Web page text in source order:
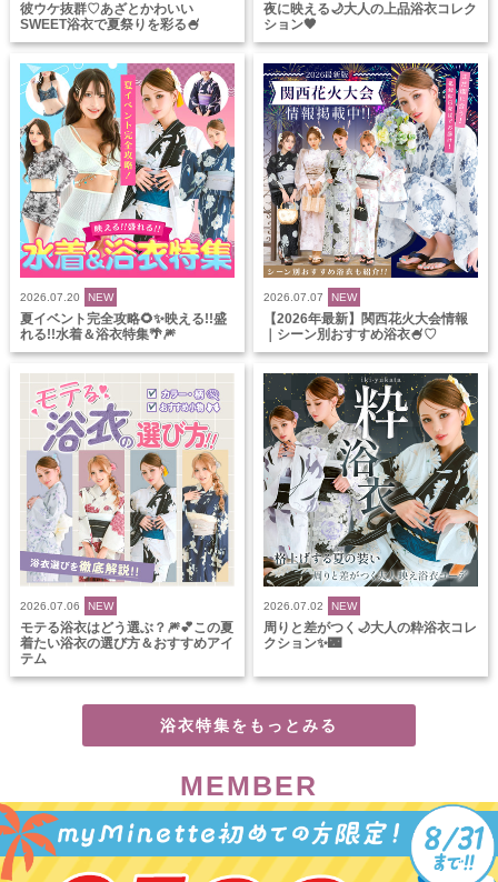
彼ウケ抜群♡あざとかわいい
SWEET浴衣で夏祭りを彩る🍧
夜に映える🌙大人の上品浴衣コレク
ション🖤
2026.07.20 NEW
夏イベント完全攻略🌻✨映える!!盛
れる!!水着＆浴衣特集🌴🎆
2026.07.07 NEW
【2026年最新】関西花火大会情報
｜シーン別おすすめ浴衣🍧♡
2026.07.06 NEW
モテる浴衣はどう選ぶ？🎆💕この夏
着たい浴衣の選び方＆おすすめアイ
テム
2026.07.02 NEW
周りと差がつく🌙大人の粋浴衣コレ
クション✨🌃
浴衣特集をもっとみる
MEMBER